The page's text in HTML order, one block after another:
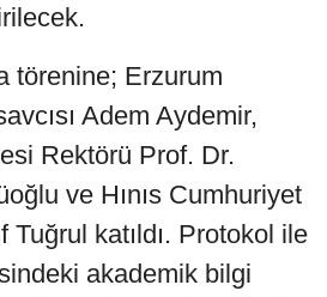
törenine; Erzurum
Adem Aydemir,
Rektörü Prof. Dr.
ve Hınıs Cumhuriyet
Tuğrul katıldı. Protokol ile
akademik bilgi